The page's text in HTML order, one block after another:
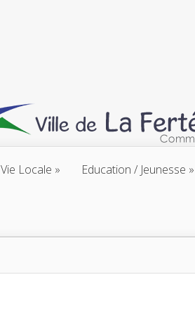
Vie Locale Education / Jeunesse